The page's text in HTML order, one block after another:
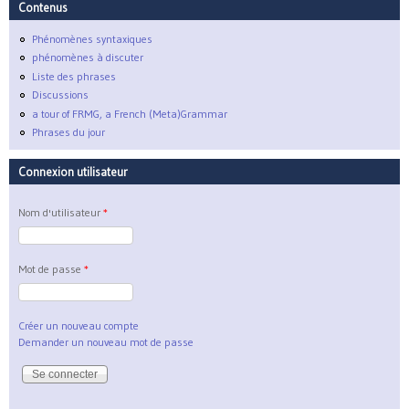
Contenus
Phénomènes syntaxiques
phénomènes à discuter
Liste des phrases
Discussions
a tour of FRMG, a French (Meta)Grammar
Phrases du jour
Connexion utilisateur
Nom d'utilisateur *
Mot de passe *
Créer un nouveau compte
Demander un nouveau mot de passe